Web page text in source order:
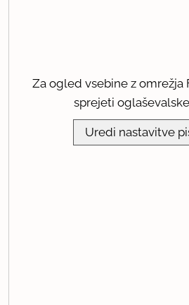
Za ogled vsebine z omrežja
sprejeti
Uredi nastavitve